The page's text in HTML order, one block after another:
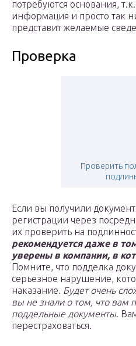
потребуются основания,
информация и просто так
представит желаемые
Проверка
Проверить
Если вы получили
регистрации через
их проверить на
рекомендуется даже в
уверены в компании, в
Помните, что подделка
серьезное нарушение,
наказание. Будет очень
вы не знали о том, что вам
поддельные документы.
перестраховаться.